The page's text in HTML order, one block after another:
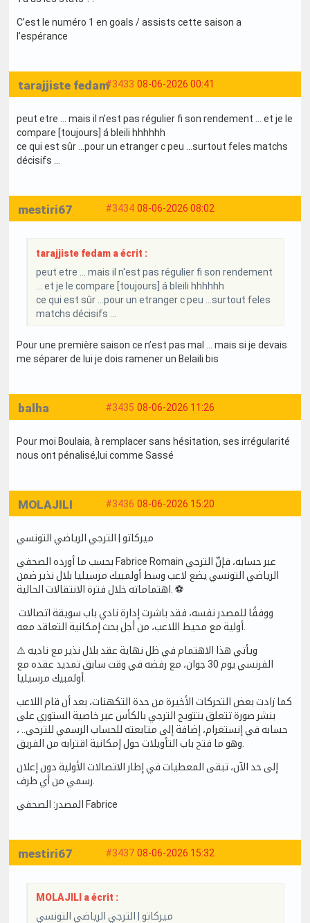
C’est le numéro 1 en goals / assists cette saison a
l’espérance
#3433 08-06-2026 00:41
tarajjiste fedam
peut etre ... mais il n'est pas régulier fi son rendement ... et je le
compare [toujours] á bleili hhhhhh
ce qui est sûr ...pour un etranger c peu ...surtout feles matchs
décisifs ...
#3434 08-06-2026 08:02
mestiri67
tarajjiste fedam a écrit :
peut etre ... mais il n'est pas régulier fi son rendement
... et je le compare [toujours] á bleili hhhhhh
ce qui est sûr ...pour un etranger c peu ...surtout feles
matchs décisifs ...
Pour une première saison ce n’est pas mal … mais si je devais
me séparer de lui je dois ramener un Belaili bis
#3435 08-06-2026 11:26
balha
Pour moi Boulaia, à remplacer sans hésitation, ses irrégularité
nous ont pénalisé,lui comme Sassé
#3436 08-06-2026 15:20
MOLAJILI
ميركاتو | الترجي الرياضي التونسي
بحسب ما أورده الصحفي Fabrice Romain عبر حسابه، فإنّ الترجي
الرياضي التونسي يضع لاعب وسط أولمبيك مرسيليا بلال نذير ضمن
اهتماماته خلال فترة الانتقالات الحالية. ⚽️
أولية مع محيط اللاعب، من أجل بحث إمكانية التعاقد معه.
⚠️ ويأتي هذا الاهتمام في ظل نهاية عقد بلال نذير مع ناديه
الفرنسي يوم 30 جوان، مع رفضه في وقت سابق تمديد عقده مع
أولمبيك مرسيليا.
كما زادت بعض التحركات الأخيرة من حدة التكهنات، بعد أن قام اللاعب
بنشر صورة تتعلق بتتويج الترجي بالكأس عبر خاصية الستوري على
حسابه في إنستغرام، إضافة إلى متابعته للحساب الرسمي للترجي.. ،
وهو ما فتح باب التأويلات حول إمكانية اقترابه من الفريق.
إلى حد الآن، تبقى المعطيات في إطار الاتصالات الأولية دون إعلان
رسمي من أي طرف.
المصدر: الصحفي Fabrice
#3437 08-06-2026 15:32
mestiri67
MOLAJILI a écrit :
ميركاتو | الترجي الرياضي التونسي